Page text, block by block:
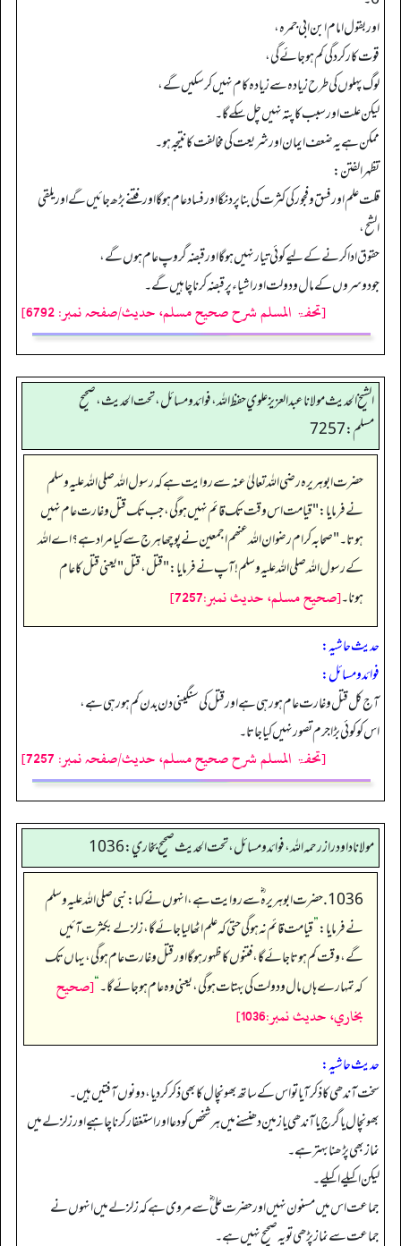
اور بقول امام ابن ابی جمرہ،
قوت کارکردگی کم ہو جائے گی،
لوگ پہلوں کی طرح زیادہ سے زیادہ کام نہیں کر سکیں گے،
لیکن علت اور سبب کا پتہ نہیں چل سکے گا۔
ممکن ہے یہ ضعف ایمان اور شریعت کی مخالفت کا نتیجہ ہو۔
تظهر الفتن:
قلت علم اور فسق و فجور کی کثرت کی بنا پر دنگا اور فساد عام ہو گا اور فتنے بڑھ جائیں گے اور يلقي
الشح،
حقوق ادا کرنے کے لیے کوئی تیار نہیں ہو گا اور قبضہ گروپ عام ہوں گے،
جو دوسروں کے مال و دولت اور اشیاء پر قبضہ کرنا چاہیں گے۔
[تحفۃ المسلم شرح صحیح مسلم، حدیث/صفحہ نمبر: 6792]
الشيخ الحديث مولانا عبدالعزيز علوي حفظ الله، فوائد و مسائل، تحت الحديث ، صحيح
مسلم: 7257
حضرت ابو ہریرہ رضی اللہ تعالیٰ عنہ سے روایت ہے کہ رسول اللہ صلی اللہ علیہ وسلم
نے فرمایا:"قیامت اس وقت تک قائم نہیں ہوگی، جب تک قتل و غارت عام نہیں
ہوتا۔"صحابہ کرام رضوان اللہ عنھم اجمعین نے پوچھا ہرج سے کیا مراد ہے؟ اے اللہ
کے رسول اللہ صلی اللہ علیہ وسلم ! آپ نے فرمایا:"قتل، قتل "یعنی قتل کا عام
ہونا۔[صحيح مسلم، حديث نمبر:7257]
حدیث حاشیہ:
فوائد ومسائل:
آج کل قتل و غارت عام ہو رہی ہے اور قتل کی سنگینی دن بدن کم ہورہی ہے،
اس کو کوئی بڑا جرم تصور نہیں کیا جاتا۔
[تحفۃ المسلم شرح صحیح مسلم، حدیث/صفحہ نمبر: 7257]
مولانا داود راز رحمه الله، فوائد و مسائل، تحت الحديث صحيح بخاري: 1036
1036. حضرت ابوہریرہ ؓ سے روایت ہے، انہوں نے کہا: نبی صلی اللہ علیہ وسلم
نے فرمایا:”قیامت قائم نہ ہو گی حتی کہ علم اٹھا لیا جائے گا، زلزلے بکثرت آئیں
گے، وقت کم ہوتا جائے گا، فتنوں کا ظہور ہو گا اور قتل و غارت عام ہو گی، یہاں تک
کہ تمہارے ہاں مال و دولت کی بہتات ہو گی، یعنی وہ عام ہو جائے گا۔“[صحيح
بخاري، حديث نمبر:1036]
حدیث حاشیہ:
سخت آندھی کا ذکر آیا تو اس کے ساتھ بھونچال کا بھی ذکر کر دیا، دونوں آفتیں ہیں۔
بھونچال یا گرج یا آندھی یا زمین دھنسنے میں ہر شخص کو دعا اوراستغفار کرنا چاہیے اور زلزلے میں
نماز بھی پڑھنا بہتر ہے۔
لیکن اکیلے اکیلے۔
جماعت اس میں مسنون نہیں اور حضرت علی ؓ سے مروی ہے کہ زلزلے میں انہوں نے
جماعت سے نماز پڑھی تو یہ صحیح نہیں ہے۔